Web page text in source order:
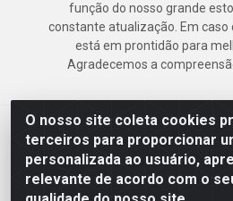
O nosso site coleta cookies
terceiros para proporcionar
personalizada ao usuário,
relevante de acordo com o
função do nosso grande
constante atualização. Em caso
está em prontidão para
Agradecemos a
Deskontão Atacado - Av. Marechal
Imbiribeira - Recife/PE - CEP 51.150-
57